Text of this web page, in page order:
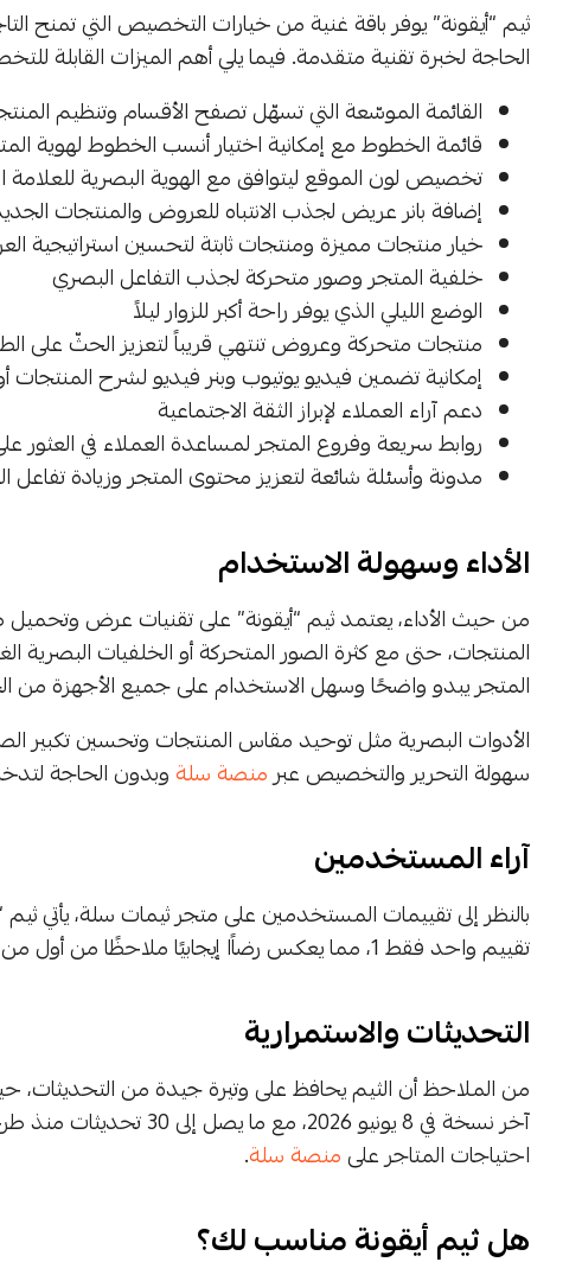
ثيم “أيقونة” يوفر باقة غنية من خيارات التخصيص التي تمنح
الحاجة لخبرة تقنية متقدمة. فيما يلي أهم الميزات القابلة
القائمة الموسّعة التي تسهّل تصفح الأقسام وتنظيم
قائمة الخطوط مع إمكانية اختيار أنسب الخطوط لهوية
تخصيص لون الموقع ليتوافق مع الهوية البصرية للعلامة
إضافة بانر عريض لجذب الانتباه للعروض والمنتجات
خيار منتجات مميزة ومنتجات ثابتة لتحسين استراتيجية
خلفية المتجر وصور متحركة لجذب التفاعل البصري
الوضع الليلي الذي يوفر راحة أكبر للزوار ليلاً
منتجات متحركة وعروض تنتهي قريباً لتعزيز الحثّ على
إمكانية تضمين فيديو يوتيوب وبنر فيديو لشرح المنتجات
دعم آراء العملاء لإبراز الثقة الاجتماعية
روابط سريعة وفروع المتجر لمساعدة العملاء في العثور
مدونة وأسئلة شائعة لتعزيز محتوى المتجر وزيادة تفاعل
الأداء وسهولة الاستخدام
من حيث الأداء، يعتمد ثيم “أيقونة” على تقنيات عرض
المنتجات، حتى مع كثرة الصور المتحركة أو الخلفيات
المتجر يبدو واضحًا وسهل الاستخدام على جميع الأجهزة من
الأدوات البصرية مثل توحيد مقاس المنتجات وتحسين تكبير
سهولة التحرير والتخصيص عبرمنصة سلةوبدون الحاجة
آراء المستخدمين
تقييم واحد فقط 1، مما يعكس رضاًا إيجابيًا ملاحظًا من أول من استخدم الثيم.
التحديثات والاستمرارية
آخر نسخة في 8 يونيو
احتياجات المتاجر علىمنصة سلة.
هل ثيم أيقونة مناسب لك؟